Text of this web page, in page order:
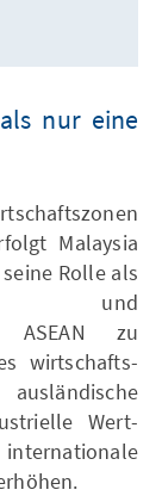
nur eine
Malaysia
Rolle als
und
ASEAN zu
wirtschafts-
Wert-